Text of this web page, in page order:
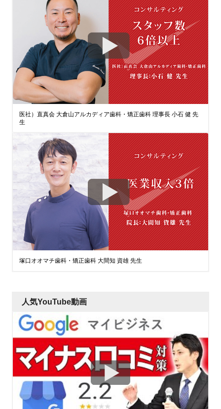
医社）直真会 大倉山アルカディア歯科・矯正歯科 理事長 小石 健 先
生
塚口オオマチ歯科・矯正歯科 大間知 資雄 先生
人気YouTube動画